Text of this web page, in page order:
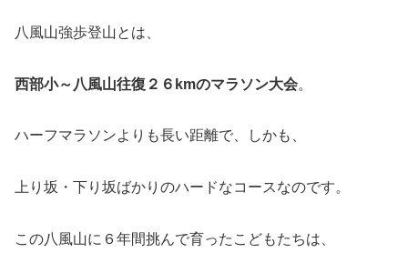
八風山強歩登山とは、
西部小～八風山往復２６kmのマラソン大会。
ハーフマラソンよりも長い距離で、しかも、
上り坂・下り坂ばかりのハードなコースなのです。
この八風山に６年間挑んで育ったこどもたちは、